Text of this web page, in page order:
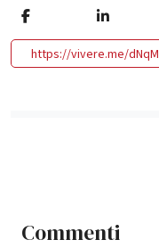
https://vivere.me/dNqM
Commenti